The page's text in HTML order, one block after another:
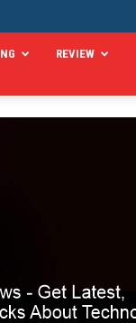
REVIEW